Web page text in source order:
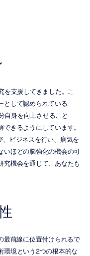
を支援してきました。こ
として認められている
自身を向上させること
きるようにしています。
、ビジネスを行い、病気を
いほどの脳強化の機会の可
究機会を通じて、あなたも
最前線に位置付けられるで
環境という2つの根本的な